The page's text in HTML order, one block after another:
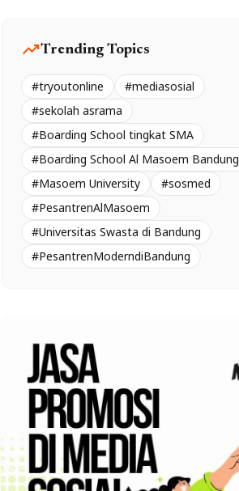
trending_upTrending Topics
#tryoutonline
#mediasosial
#sekolah asrama
#Boarding School tingkat SMA
#Boarding School Al Masoem Bandung
#Masoem University
#sosmed
#PesantrenAlMasoem
#Universitas Swasta di Bandung
#PesantrenModerndiBandung